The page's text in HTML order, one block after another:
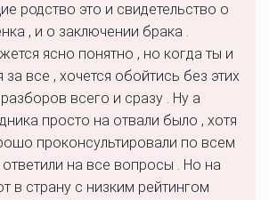
родство это и свидетельство о
, и о заключении брака .
ясно понятно , но когда ты и
все , хочется обойтись без этих
всего и сразу . Ну а
просто на отвали было , хотя
проконсультировали по всем
на все вопросы . Но на
в страну с низким рейтингом